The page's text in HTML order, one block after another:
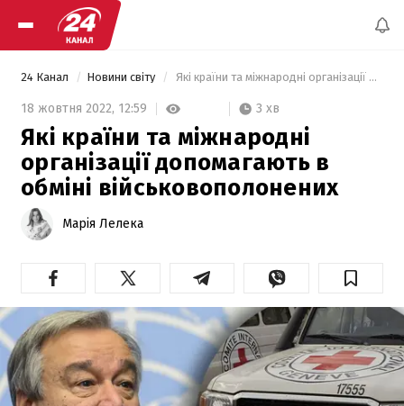
24 Канал Новини світу Які країни та міжнародні організації допомагають в обміні військовополонених
18 жовтня 2022, 12:59 3 хв
Які країни та міжнародні
організації допомагають в
обміні військовополонених
Марія Лелека